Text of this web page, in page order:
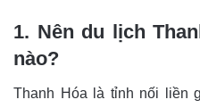
1. Nên du lịch
nào?
Thanh Hóa là tỉnh nối liền